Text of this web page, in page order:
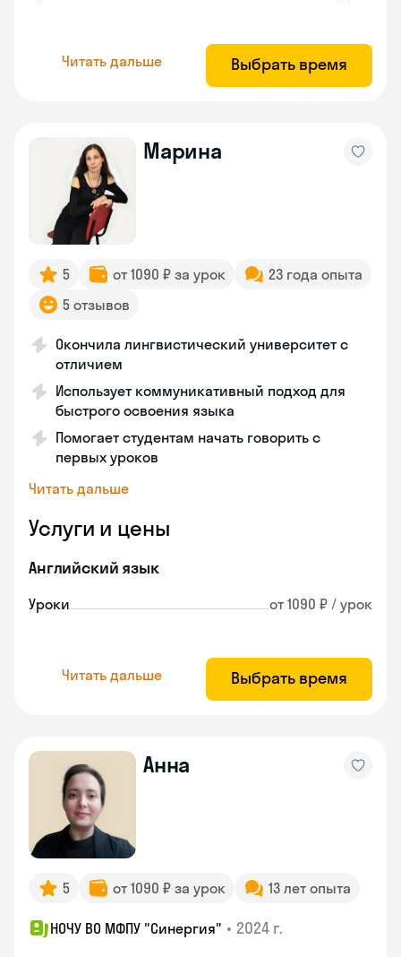
Читать дальше Выбрать время
Марина
5 от 1090 ₽ за урок
23 года опыта
5 отзывов
Окончила лингвистический университет с
отличием
Использует коммуникативный подход для
быстрого освоения языка
Помогает студентам начать говорить с
первых уроков
Читать дальше
Услуги и цены
Английский язык
Уроки от 1090 ₽ / урок
Читать дальше Выбрать время
Анна
5 от 1090 ₽ за урок 13 лет опыта
НОЧУ ВО МФПУ "Синергия" • 2024 г.